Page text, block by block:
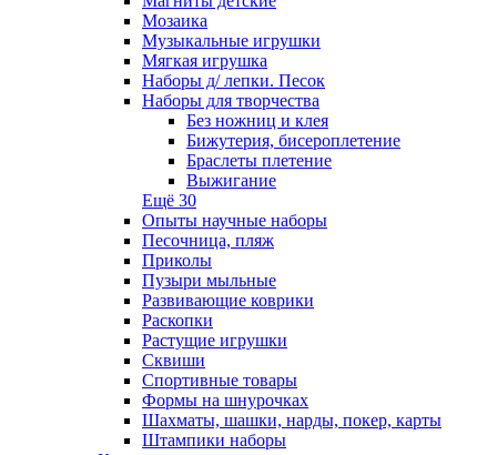
Мозаика
Музыкальные игрушки
Мягкая игрушка
Наборы д/ лепки. Песок
Наборы для творчества
Без ножниц и клея
Бижутерия, бисероплетение
Браслеты плетение
Выжигание
Ещё 30
Опыты научные наборы
Песочница, пляж
Приколы
Пузыри мыльные
Развивающие коврики
Раскопки
Растущие игрушки
Сквиши
Спортивные товары
Формы на шнурочках
Шахматы, шашки, нарды, покер, карты
Штампики наборы